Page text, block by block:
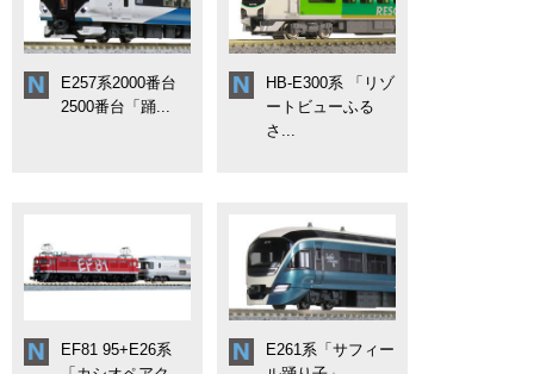
E257系2000番台
2500番台「踊...
HB-E300系 「リゾ
ートビューふる
さ...
EF81 95+E26系
E261系「サフィー